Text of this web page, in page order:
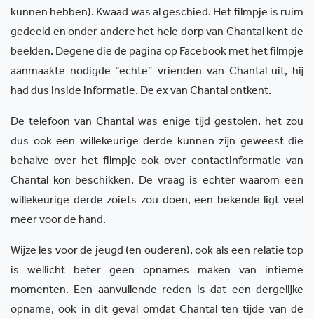
kunnen hebben). Kwaad was al geschied. Het filmpje is ruim
gedeeld en onder andere het hele dorp van Chantal kent de
beelden. Degene die de pagina op Facebook met het filmpje
aanmaakte nodigde “echte” vrienden van Chantal uit, hij
had dus inside informatie. De ex van Chantal ontkent.
De telefoon van Chantal was enige tijd gestolen, het zou
dus ook een willekeurige derde kunnen zijn geweest die
behalve over het filmpje ook over contactinformatie van
Chantal kon beschikken. De vraag is echter waarom een
willekeurige derde zoiets zou doen, een bekende ligt veel
meer voor de hand.
Wijze les voor de jeugd (en ouderen), ook als een relatie top
is wellicht beter geen opnames maken van intieme
momenten. Een aanvullende reden is dat een dergelijke
opname, ook in dit geval omdat Chantal ten tijde van de